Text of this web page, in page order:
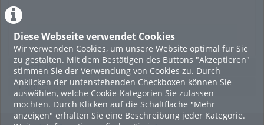
Diese Webseite verwendet Cookies
Wir verwenden Cookies, um unsere Website optimal für Sie
zu gestalten. Mit dem Bestätigen des Buttons "Akzeptieren"
stimmen Sie der Verwendung von Cookies zu. Durch
Anklicken der untenstehenden Checkboxen können Sie
auswählen, welche Cookie-Kategorien Sie zulassen
möchten. Durch Klicken auf die Schaltfläche "Mehr
anzeigen" erhalten Sie eine Beschreibung jeder Kategorie.
LADE MEHR
Featured
Beliebtheit